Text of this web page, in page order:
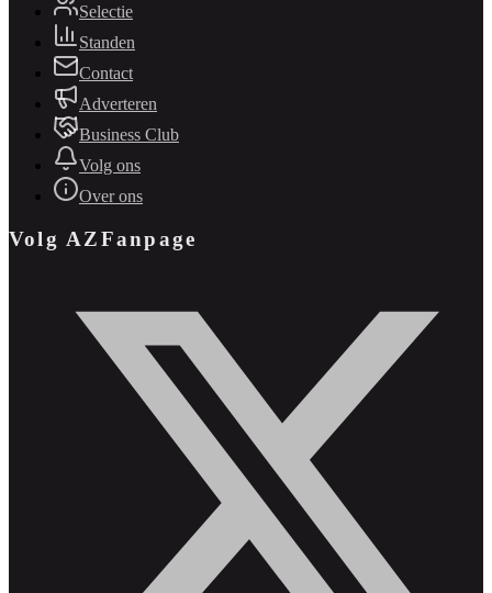
Selectie
Standen
Contact
Adverteren
Business Club
Volg ons
Over ons
Volg AZFanpage